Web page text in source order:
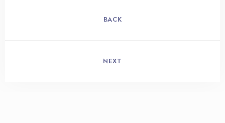
BACK
NEXT